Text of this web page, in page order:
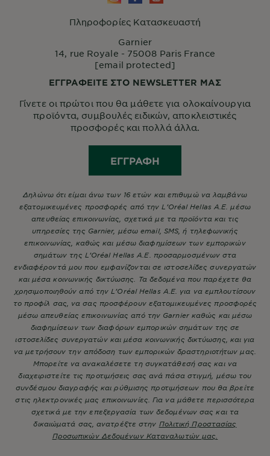
Πληροφορίες Κατασκευαστή
Garnier
14, rue Royale - 75008 Paris France
[email protected]
ΕΓΓΡΑΦΕΙΤΕ ΣΤΟ NEWSLETTER ΜΑΣ
Γίνετε οι πρώτοι που θα μάθετε για ολοκαίνουργια
προϊόντα, συμβουλές ειδικών, αποκλειστικές
προσφορές και πολλά άλλα.
ΕΓΓΡΑΦΉ
Δηλώνω ότι είμαι άνω των 16 ετών και επιθυμώ να λαμβάνω
εξατομικευμένες προσφορές από την L’Oréal Hellas A.E. μέσω
απευθείας επικοινωνίας, σχετικά με τα προϊόντα και τις
υπηρεσίες της Garnier, μέσω email, SMS, ή τηλεφωνικής
επικοινωνίας, καθώς και μέσω διαφημίσεων των εμπορικών
σημάτων της L’Oréal Hellas A.E. προσαρμοσμένων στα
ενδιαφέροντά μου που εμφανίζονται σε ιστοσελίδες συνεργατών
και μέσα κοινωνικής δικτύωσης. Τα δεδομένα που παρέχετε θα
χρησιμοποιηθούν από την L’Oréal Hellas A.E. για να εμπλουτίσουν
το προφίλ σας, να σας προσφέρουν εξατομικευμένες προσφορές
μέσω απευθείας επικοινωνίας από την Garnier καθώς και μέσω
διαφημίσεων των διαφόρων εμπορικών σημάτων της σε
ιστοσελίδες συνεργατών και μέσα κοινωνικής δικτύωσης, και για
να μετρήσουν την απόδοση των εμπορικών δραστηριοτήτων μας.
Μπορείτε να ανακαλέσετε τη συγκατάθεσή σας και να
διαχειριστείτε τις προτιμήσεις σας ανά πάσα στιγμή, μέσω του
συνδέσμου διαγραφής και ρύθμισης προτιμήσεων που θα βρείτε
στις ηλεκτρονικές μας επικοινωνίες. Για να μάθετε περισσότερα
σχετικά με την επεξεργασία των δεδομένων σας και τα
δικαιώματά σας, ανατρέξτε στην Πολιτική Προστασίας
Προσωπικών Δεδομένων Καταναλωτών μας.